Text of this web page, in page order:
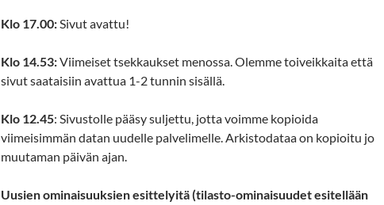
Klo 17.00:Sivut avattu!
Klo 14.53:Viimeiset tsekkaukset menossa. Olemme toiveikkaita että
sivut saataisiin avattua 1-2 tunnin sisällä.
Klo 12.45: Sivustolle pääsy suljettu, jotta voimme kopioida
viimeisimmän datan uudelle palvelimelle. Arkistodataa on kopioitu jo
muutaman päivän ajan.
Uusien ominaisuuksien esittelyitä (tilasto-ominaisuudet esitellään